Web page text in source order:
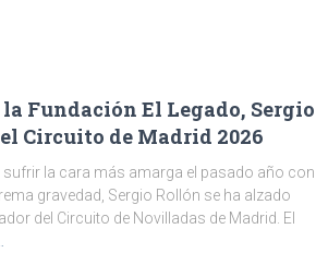
Fundación El Legado, Sergio
Circuito de Madrid 2026
sufrir la cara más amarga el pasado año con
gravedad, Sergio Rollón se ha alzado
del Circuito de Novilladas de Madrid. El